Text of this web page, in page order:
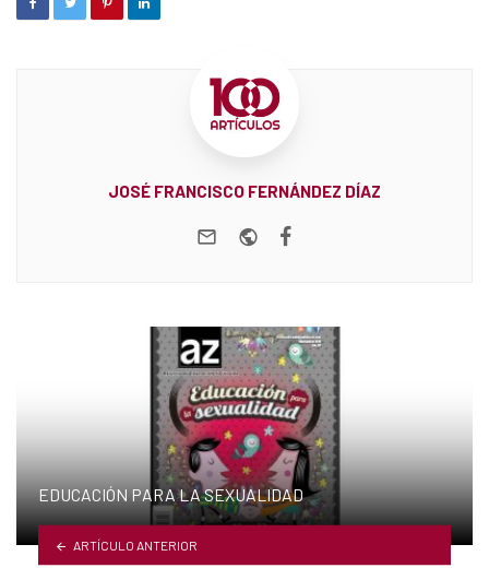
JOSÉ FRANCISCO FERNÁNDEZ DÍAZ
e-mail Website
EDUCACIÓN PARA LA SEXUALIDAD
ARTÍCULO ANTERIOR